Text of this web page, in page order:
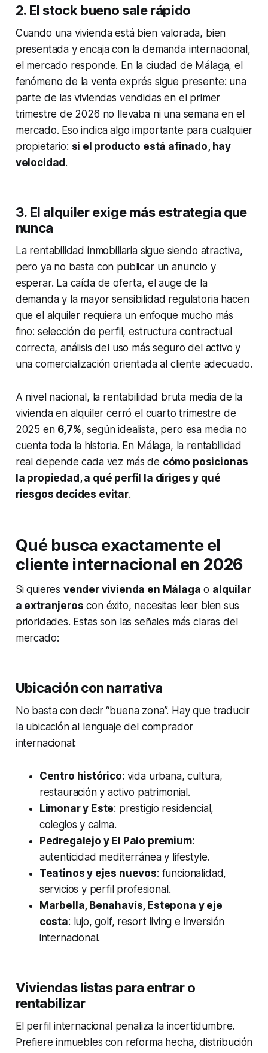
2. El stock bueno sale rápido
Cuando una vivienda está bien valorada, bien
presentada y encaja con la demanda internacional,
el mercado responde. En la ciudad de Málaga, el
fenómeno de la venta exprés sigue presente: una
parte de las viviendas vendidas en el primer
trimestre de 2026 no llevaba ni una semana en el
mercado. Eso indica algo importante para cualquier
propietario: si el producto está afinado, hay
velocidad .
3. El alquiler exige más estrategia que
nunca
La rentabilidad inmobiliaria sigue siendo atractiva,
pero ya no basta con publicar un anuncio y
esperar. La caída de oferta, el auge de la
demanda y la mayor sensibilidad regulatoria hacen
que el alquiler requiera un enfoque mucho más
fino: selección de perfil, estructura contractual
correcta, análisis del uso más seguro del activo y
una comercialización orientada al cliente adecuado.
A nivel nacional, la rentabilidad bruta media de la
vivienda en alquiler cerró el cuarto trimestre de
2025 en 6,7%, según idealista, pero esa media no
cuenta toda la historia. En Málaga, la rentabilidad
real depende cada vez más de cómo posicionas
la propiedad, a qué perfil la diriges y qué
riesgos decides evitar.
Qué busca exactamente el
cliente internacional en 2026
Si quieres vender vivienda en Málaga o alquilar
a extranjeros con éxito, necesitas leer bien sus
prioridades. Estas son las señales más claras del
mercado:
Ubicación con narrativa
No basta con decir “buena zona”. Hay que traducir
la ubicación al lenguaje del comprador
internacional:
Centro histórico: vida urbana, cultura,
restauración y activo patrimonial.
Limonar y Este: prestigio residencial,
colegios y calma.
Pedregalejo y El Palo premium:
autenticidad mediterránea y lifestyle.
Teatinos y ejes nuevos: funcionalidad,
servicios y perfil profesional.
Marbella, Benahavís, Estepona y eje
costa: lujo, golf, resort living e inversión
internacional.
Viviendas listas para entrar o
rentabilizar
El perfil internacional penaliza la incertidumbre.
Prefiere inmuebles con reforma hecha, distribución